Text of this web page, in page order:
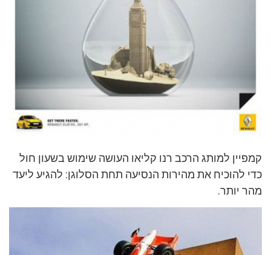
קמפיין למותג הרכב רנו קליאו העושה שימוש בשעון חול
כדי להוכיח את מהירות הנסיעה תחת הסלוגן: להגיע ליעד
מהר יותר.